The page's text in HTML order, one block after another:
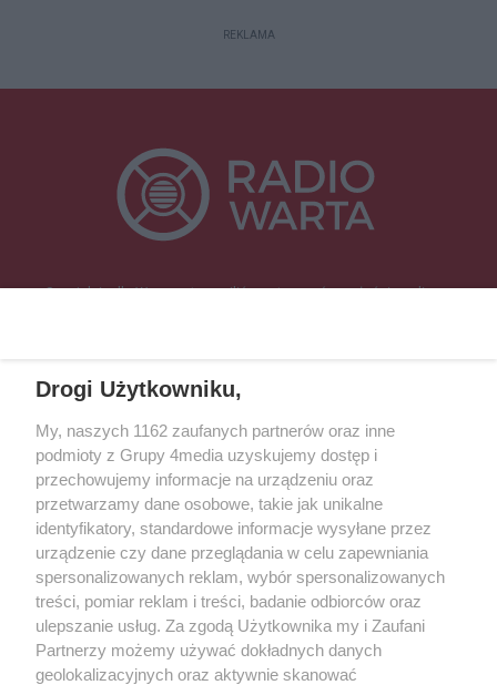
REKLAMA
Specjalnie dla Was postanowiliśmy stworzyć rozgłośnię radiową
Śrem, Jarocin, Gniezno, Ostrów Wlkp.).
Kontakt Reklama Patronat
Dane firmowe
Regulamin serwisu i ogłoszeń drobnych
Regulamin konkursów
Polityka prywatności
Przetwarzanie danych osobowych
Zapisz się do newslettera
Dołącz do grona ludzi najlepiej poinformowanych!
Drogi Użytkowniku,
My, naszych 1162 zaufanych partnerów oraz inne
podmioty z Grupy 4media uzyskujemy dostęp i
przechowujemy informacje na urządzeniu oraz
przetwarzamy dane osobowe, takie jak unikalne
identyfikatory, standardowe informacje wysyłane przez
urządzenie czy dane przeglądania w celu zapewniania
spersonalizowanych reklam, wybór spersonalizowanych
treści, pomiar reklam i treści, badanie odbiorców oraz
ulepszanie usług. Za zgodą Użytkownika my i Zaufani
Partnerzy możemy używać dokładnych danych
geolokalizacyjnych oraz aktywnie skanować